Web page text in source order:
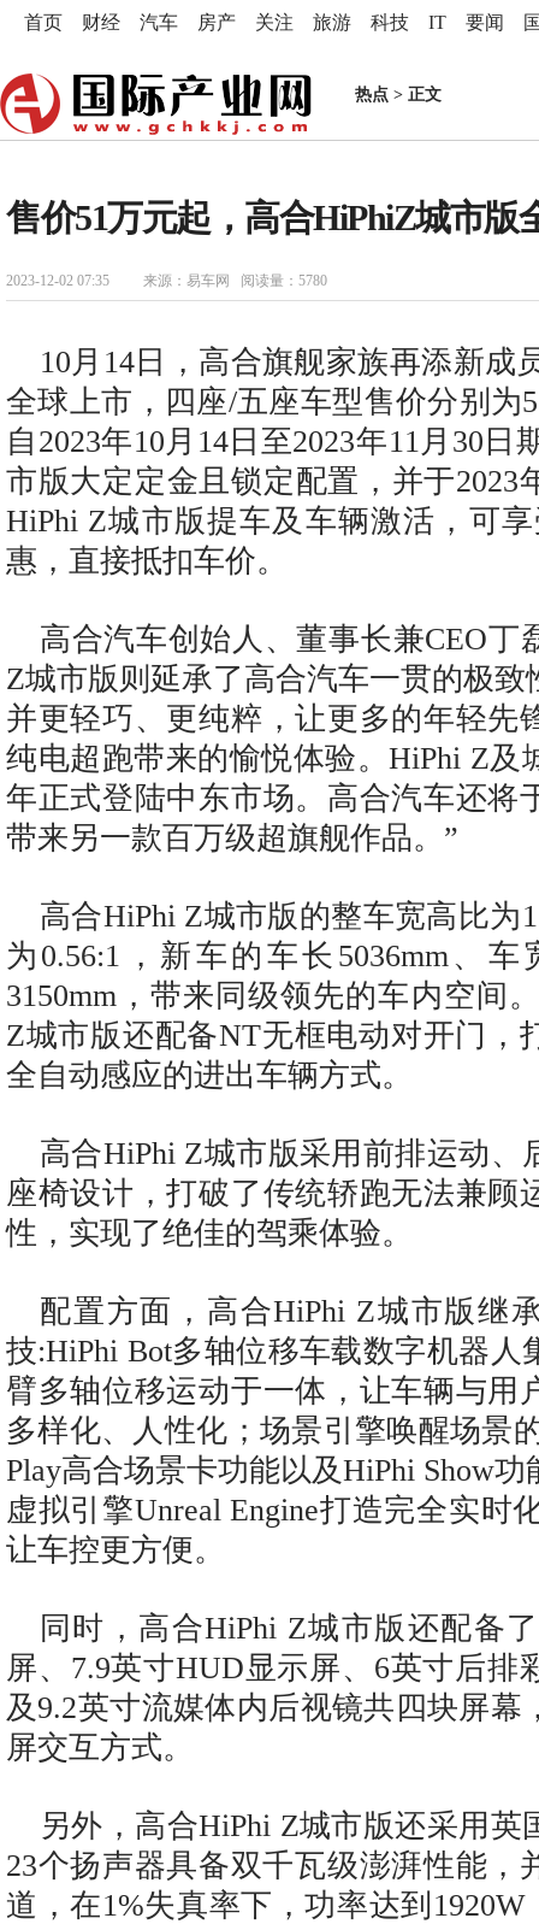
首页 财经 汽车 房产 关注 旅游 科技 IT 要闻
热点 > 正文
售价51万元起，高合HiPhiZ城市版
2023-12-02 07:35 来源：易车网 阅读量：5780
10月14日，高合旗舰家族再添新成
全球上市，四座/五座车型售价分别为
自2023年10月14日至2023年11月30日
市版大定定金且锁定配置，并于2023
HiPhi Z城市版提车及车辆激活，可
惠，直接抵扣车价。
高合汽车创始人、董事长兼CEO丁
Z城市版则延承了高合汽车一贯的极致
并更轻巧、更纯粹，让更多的年轻先
纯电超跑带来的愉悦体验。HiPhi Z及
年正式登陆中东市场。高合汽车还将
带来另一款百万级超旗舰作品。”
高合HiPhi Z城市版的整车宽高比为
为0.56:1，新车的车长5036mm、车
3150mm，带来同级领先的车内空间
Z城市版还配备NT无框电动对开门，
全自动感应的进出车辆方式。
高合HiPhi Z城市版采用前排运动、
座椅设计，打破了传统轿跑无法兼顾
性，实现了绝佳的驾乘体验。
配置方面，高合HiPhi Z城市版继
技:HiPhi Bot多轴位移车载数字机器人
臂多轴位移运动于一体，让车辆与用
多样化、人性化；场景引擎唤醒场景
Play高合场景卡功能以及HiPhi Show
虚拟引擎Unreal Engine打造完全实时
让车控更方便。
同时，高合HiPhi Z城市版还配备
屏、7.9英寸HUD显示屏、6英寸后排
及9.2英寸流媒体内后视镜共四块屏幕
屏交互方式。
另外，高合HiPhi Z城市版还采用英
23个扬声器具备双千瓦级澎湃性能，
道，在1%失真率下，功率达到1920W